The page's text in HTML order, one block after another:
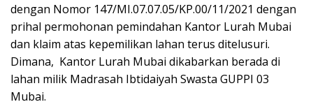
dengan Nomor 147/MI.07.07.05/KP.00/11/2021 dengan
prihal permohonan pemindahan Kantor Lurah Mubai
dan klaim atas kepemilikan lahan terus ditelusuri.
Dimana, Kantor Lurah Mubai dikabarkan berada di
lahan milik Madrasah Ibtidaiyah Swasta GUPPI 03
Mubai.